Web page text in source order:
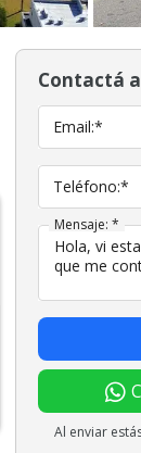
Contactá
Email:*
Teléfono:*
Mensaje: *
Al enviar